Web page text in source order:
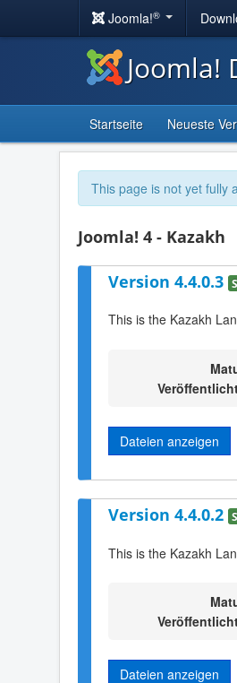
Joomla!®
Joomla!
Startseite Neueste
This page is not yet fully
Joomla! 4 - Kazakh
Version 4.4.0.3
This is the Kazakh
Dateien anzeigen
Version 4.4.0.2
This is the Kazakh
Dateien anzeigen